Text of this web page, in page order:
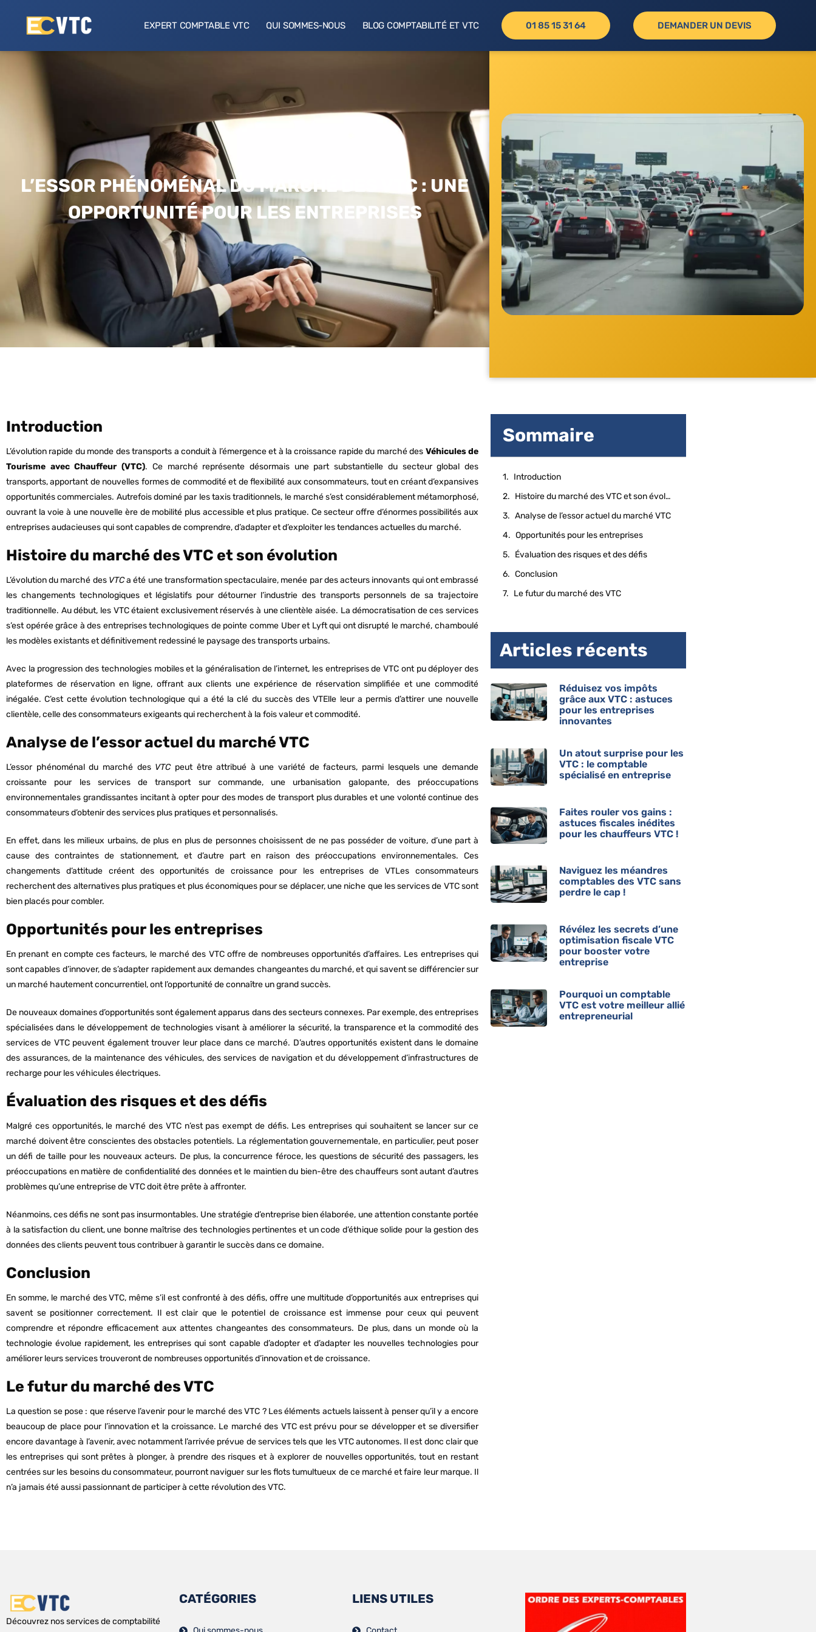
EXPERT COMPTABLE VTC QUI SOMMES-NOUS BLOG COMPTABILITÉ ET VTC 01 85 15 31 64 DEMANDER UN DEVIS
L’ESSOR PHÉNOMÉNAL DU MARCHÉ DES VTC : UNE
OPPORTUNITÉ POUR LES ENTREPRISES
Introduction
L’évolution rapide du monde des transports a conduit à l’émergence et à la croissance rapide du marché des Véhicules de
Tourisme avec Chauffeur (VTC). Ce marché représente désormais une part substantielle du secteur global des
transports, apportant de nouvelles formes de commodité et de flexibilité aux consommateurs, tout en créant d’expansives
opportunités commerciales. Autrefois dominé par les taxis traditionnels, le marché s’est considérablement métamorphosé,
ouvrant la voie à une nouvelle ère de mobilité plus accessible et plus pratique. Ce secteur offre d’énormes possibilités aux
entreprises audacieuses qui sont capables de comprendre, d’adapter et d’exploiter les tendances actuelles du marché.
Histoire du marché des VTC et son évolution
L’évolution du marché des VTCa été une transformation spectaculaire, menée par des acteurs innovants qui ont embrassé
les changements technologiques et législatifs pour détourner l’industrie des transports personnels de sa trajectoire
traditionnelle. Au début, les VTC étaient exclusivement réservés à une clientèle aisée. La démocratisation de ces services
s’est opérée grâce à des entreprises technologiques de pointe comme Uber et Lyft qui ont disrupté le marché, chamboulé
les modèles existants et définitivement redessiné le paysage des transports urbains.
Avec la progression des technologies mobiles et la généralisation de l’internet, les entreprises de VTC ont pu déployer des
plateformes de réservation en ligne, offrant aux clients une expérience de réservation simplifiée et une commodité
inégalée. C’est cette évolution technologique qui a été la clé du succès des VTElle leur a permis d’attirer une nouvelle
clientèle, celle des consommateurs exigeants qui recherchent à la fois valeur et commodité.
Analyse de l’essor actuel du marché VTC
L’essor phénoménal du marché des VTCpeut être attribué à une variété de facteurs, parmi lesquels une demande
croissante pour les services de transport sur commande, une urbanisation galopante, des préoccupations
environnementales grandissantes incitant à opter pour des modes de transport plus durables et une volonté continue des
consommateurs d’obtenir des services plus pratiques et personnalisés.
En effet, dans les milieux urbains, de plus en plus de personnes choisissent de ne pas posséder de voiture, d’une part à
cause des contraintes de stationnement, et d’autre part en raison des préoccupations environnementales. Ces
changements d’attitude créent des opportunités de croissance pour les entreprises de VTLes consommateurs
recherchent des alternatives plus pratiques et plus économiques pour se déplacer, une niche que les services de VTC sont
bien placés pour combler.
Opportunités pour les entreprises
En prenant en compte ces facteurs, le marché des VTC offre de nombreuses opportunités d’affaires. Les entreprises qui
sont capables d’innover, de s’adapter rapidement aux demandes changeantes du marché, et qui savent se différencier sur
un marché hautement concurrentiel, ont l’opportunité de connaître un grand succès.
De nouveaux domaines d’opportunités sont également apparus dans des secteurs connexes. Par exemple, des entreprises
spécialisées dans le développement de technologies visant à améliorer la sécurité, la transparence et la commodité des
services de VTC peuvent également trouver leur place dans ce marché. D’autres opportunités existent dans le domaine
des assurances, de la maintenance des véhicules, des services de navigation et du développement d’infrastructures de
recharge pour les véhicules électriques.
Évaluation des risques et des défis
Malgré ces opportunités, le marché des VTC n’est pas exempt de défis. Les entreprises qui souhaitent se lancer sur ce
marché doivent être conscientes des obstacles potentiels. La réglementation gouvernementale, en particulier, peut poser
un défi de taille pour les nouveaux acteurs. De plus, la concurrence féroce, les questions de sécurité des passagers, les
préoccupations en matière de confidentialité des données et le maintien du bien-être des chauffeurs sont autant d’autres
problèmes qu’une entreprise de VTC doit être prête à affronter.
Néanmoins, ces défis ne sont pas insurmontables. Une stratégie d’entreprise bien élaborée, une attention constante portée
à la satisfaction du client, une bonne maîtrise des technologies pertinentes et un code d’éthique solide pour la gestion des
données des clients peuvent tous contribuer à garantir le succès dans ce domaine.
Conclusion
En somme, le marché des VTC, même s’il est confronté à des défis, offre une multitude d’opportunités aux entreprises qui
savent se positionner correctement. Il est clair que le potentiel de croissance est immense pour ceux qui peuvent
comprendre et répondre efficacement aux attentes changeantes des consommateurs. De plus, dans un monde où la
technologie évolue rapidement, les entreprises qui sont capable d’adopter et d’adapter les nouvelles technologies pour
améliorer leurs services trouveront de nombreuses opportunités d’innovation et de croissance.
Le futur du marché des VTC
La question se pose : que réserve l’avenir pour le marché des VTC ? Les éléments actuels laissent à penser qu’il y a encore
beaucoup de place pour l’innovation et la croissance. Le marché des VTC est prévu pour se développer et se diversifier
encore davantage à l’avenir, avec notamment l’arrivée prévue de services tels que les VTC autonomes. Il est donc clair que
les entreprises qui sont prêtes à plonger, à prendre des risques et à explorer de nouvelles opportunités, tout en restant
centrées sur les besoins du consommateur, pourront naviguer sur les flots tumultueux de ce marché et faire leur marque. Il
n’a jamais été aussi passionnant de participer à cette révolution des VTC.
Sommaire
Introduction
Histoire du marché des VTC et son évolution
Analyse de l’essor actuel du marché VTC
Opportunités pour les entreprises
Évaluation des risques et des défis
Conclusion
Le futur du marché des VTC
Articles récents
Réduisez vos impôts
grâce aux VTC : astuces
pour les entreprises
innovantes
Un atout surprise pour les
VTC : le comptable
spécialisé en entreprise
Faites rouler vos gains :
astuces fiscales inédites
pour les chauffeurs VTC !
Naviguez les méandres
comptables des VTC sans
perdre le cap !
Révélez les secrets d’une
optimisation fiscale VTC
pour booster votre
entreprise
Pourquoi un comptable
VTC est votre meilleur allié
entrepreneurial
Découvrez nos services de comptabilité
CATÉGORIES LIENS UTILES